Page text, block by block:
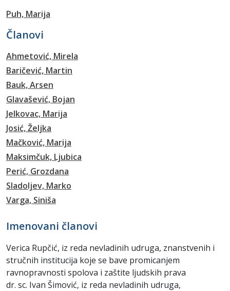
Puh, Marija
Članovi
Ahmetović, Mirela
Baričević, Martin
Bauk, Arsen
Glavašević, Bojan
Jelkovac, Marija
Josić, Željka
Mačković, Marija
Maksimčuk, Ljubica
Perić, Grozdana
Sladoljev, Marko
Varga, Siniša
Imenovani članovi
Verica Rupčić, iz reda nevladinih udruga, znanstvenih i
stručnih institucija koje se bave promicanjem
ravnopravnosti spolova i zaštite ljudskih prava
dr. sc. Ivan Šimović, iz reda nevladinih udruga,